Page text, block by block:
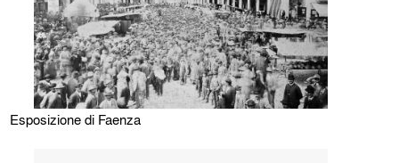
Esposizione di Faenza